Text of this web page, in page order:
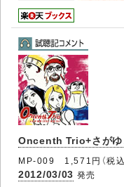
Oncenth Trio+さが
MP-009 1,571円（税込
2012/03/03 発売